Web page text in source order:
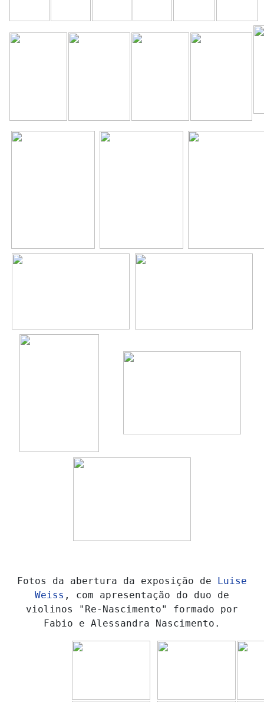
Fotos da abertura da exposição de Luise
Weiss , com apresentação do duo de
violinos "Re-Nascimento" formado por
Fabio e Alessandra Nascimento.